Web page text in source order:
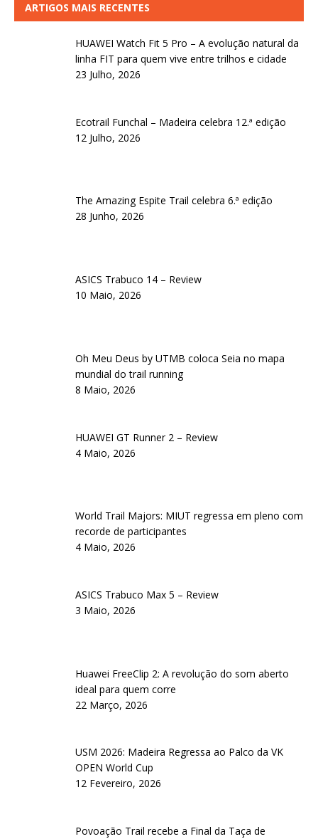
ARTIGOS MAIS RECENTES
HUAWEI Watch Fit 5 Pro – A evolução natural da
linha FIT para quem vive entre trilhos e cidade
23 Julho, 2026
Ecotrail Funchal – Madeira celebra 12.ª edição
12 Julho, 2026
The Amazing Espite Trail celebra 6.ª edição
28 Junho, 2026
ASICS Trabuco 14 – Review
10 Maio, 2026
Oh Meu Deus by UTMB coloca Seia no mapa
mundial do trail running
8 Maio, 2026
HUAWEI GT Runner 2 – Review
4 Maio, 2026
World Trail Majors: MIUT regressa em pleno com
recorde de participantes
4 Maio, 2026
ASICS Trabuco Max 5 – Review
3 Maio, 2026
Huawei FreeClip 2: A revolução do som aberto
ideal para quem corre
22 Março, 2026
USM 2026: Madeira Regressa ao Palco da VK
OPEN World Cup
12 Fevereiro, 2026
Povoação Trail recebe a Final da Taça de